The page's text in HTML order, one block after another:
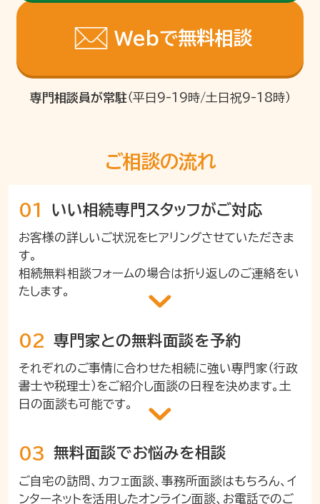
Webで無料相談
専門相談員が常駐（平日9-19時/土日祝9-18時）
ご相談の流れ
01 いい相続専門スタッフがご対応
お客様の詳しいご状況をヒアリングさせていただきま
す。
相続無料相談フォームの場合は折り返しのご連絡をい
たします。
02 専門家との無料面談を予約
それぞれのご事情に合わせた相続に強い専門家（行政
書士や税理士）をご紹介し面談の日程を決めます。土
日の面談も可能です。
03 無料面談でお悩みを相談
ご自宅の訪問、カフェ面談、事務所面談はもちろん、イ
ンターネットを活用したオンライン面談、お電話でのご